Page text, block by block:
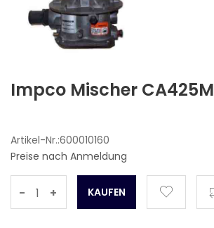
Impco Mischer CA425M
Artikel-Nr.:600010160
Preise nach Anmeldung
- +